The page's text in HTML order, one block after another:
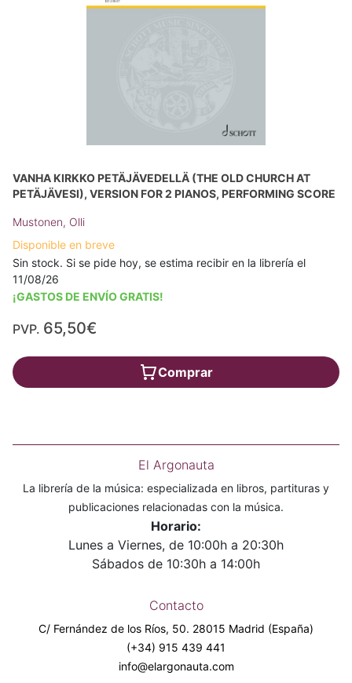
VANHA KIRKKO PETÄJÄVEDELLÄ (THE OLD CHURCH AT
PETÄJÄVESI), VERSION FOR 2 PIANOS, PERFORMING SCORE
Mustonen, Olli
Disponible en breve
Sin stock. Si se pide hoy, se estima recibir en la librería el
11/08/26
¡GASTOS DE ENVÍO GRATIS!
PVP. 65,50€
Comprar
El Argonauta
La librería de la música: especializada en libros, partituras y
publicaciones relacionadas con la música.
Horario:
Lunes a Viernes, de 10:00h a 20:30h
Sábados de 10:30h a 14:00h
Contacto
C/ Fernández de los Ríos, 50. 28015 Madrid (España)
(+34) 915 439 441
info@elargonauta.com